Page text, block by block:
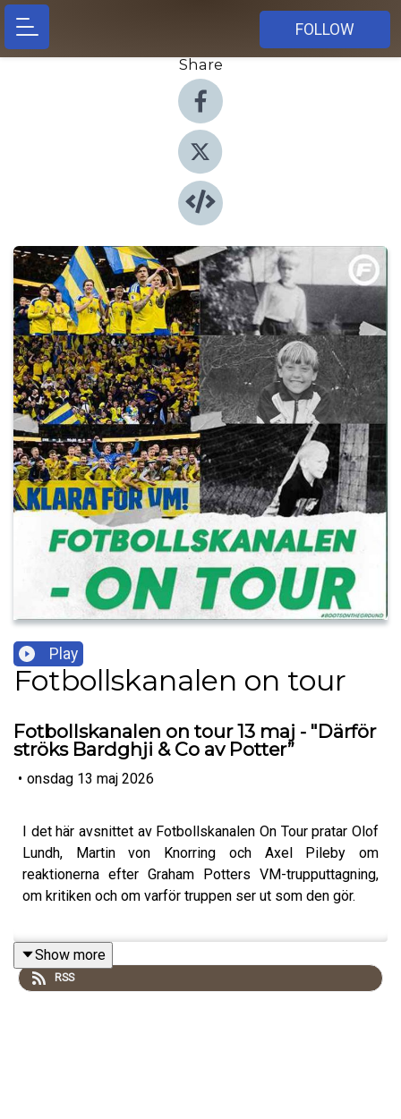
FOLLOW
Share
Play
Fotbollskanalen on tour
Fotbollskanalen on tour 13 maj - "Därför
ströks Bardghji & Co av Potter”
• onsdag 13 maj 2026
I det här avsnittet av Fotbollskanalen On Tour pratar Olof
Lundh, Martin von Knorring och Axel Pileby om
reaktionerna efter Graham Potters VM-trupputtagning,
om kritiken och om varför truppen ser ut som den gör.
Skicka in dina tankar och frågor till olof.lundh@tv4.se
eller martin.vonknorring@tv4.se
Show more
RSS